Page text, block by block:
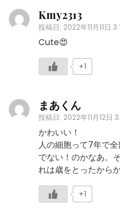
Kmy2313
投稿日: 2022年11月11日
Cute😍
+1
まあくん
投稿日: 2022年11月12日
かわいい！
人の細胞って7年で
でない！のかなあ。
れは歳をとったからか
+1